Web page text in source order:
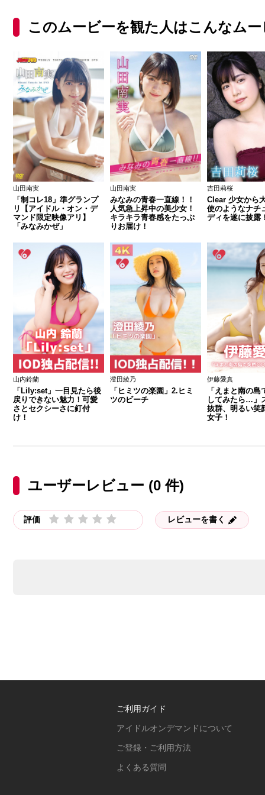
このムービーを観た人はこんなム
山田南実
「制コレ18」準グランプ
リ【アイドル・オン・デ
マンド限定映像アリ】
「みなみかぜ」
山田南実
みなみの青春一直線！！
人気急上昇中の美少女！
キラキラ青春感をたっぷ
りお届け！
吉田莉桜
Clear 少女から
使のようなナチ
ディを遂に披露
山内鈴蘭
「Lily:set」一目見たら後
戻りできない魅力！可愛
さとセクシーさに釘付
け！
澄田綾乃
「ヒミツの楽園」2.ヒミ
ツのビーチ
伊藤愛真
「えまと南の島
してみたら…」
抜群、明るい笑
女子！
ユーザーレビュー (0 件)
評価 レビューを書く
ご利用ガイド
アイドルオンデマンドについて
ご登録・ご利用方法
よくある質問